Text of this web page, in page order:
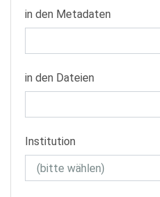
in den Metadaten
in den Dateien
Institution